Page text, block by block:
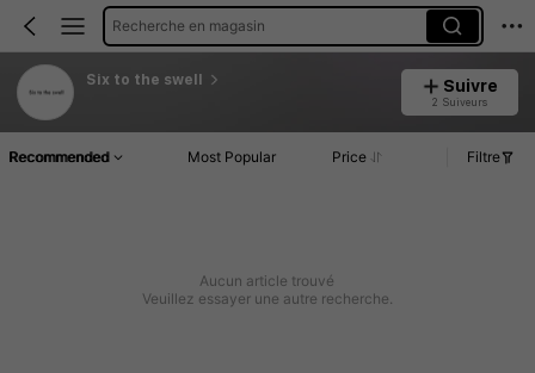
Recherche en magasin
Six to the swell Suivre
2 Suiveurs
Recommended Most Popular Price Filtre
Aucun article trouvé
Veuillez essayer une autre recherche.